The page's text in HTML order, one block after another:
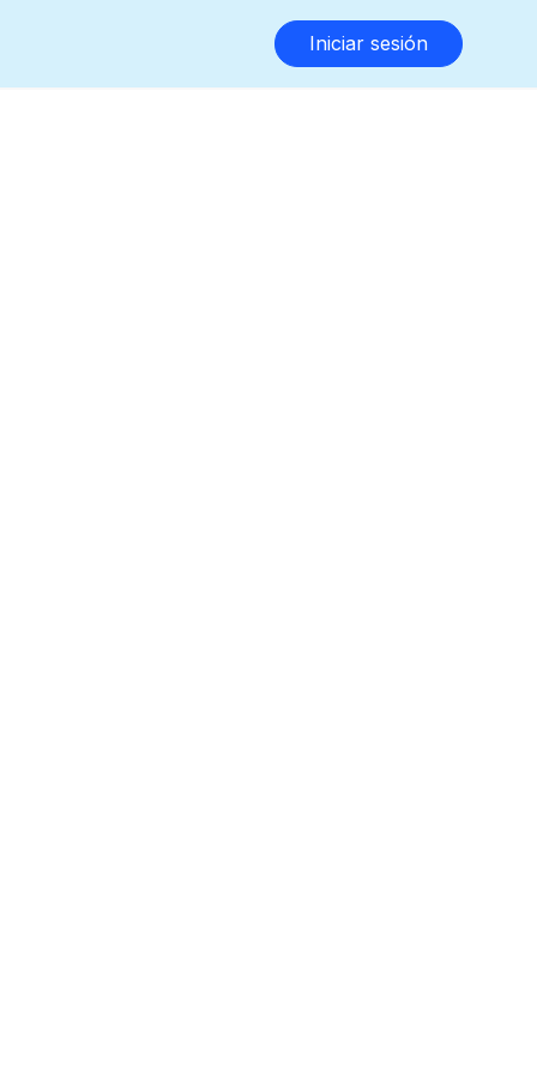
Iniciar sesión